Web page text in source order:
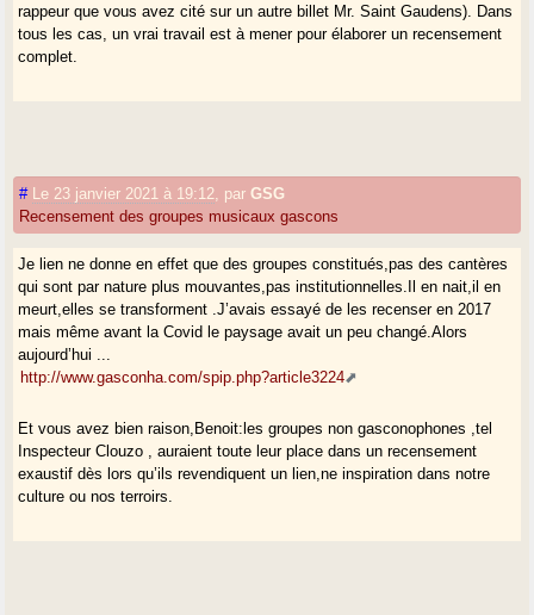
rappeur que vous avez cité sur un autre billet Mr. Saint Gaudens). Dans
tous les cas, un vrai travail est à mener pour élaborer un recensement
complet.
# Le 23 janvier 2021 à 19:12 parGSG
Recensement des groupes musicaux gascons
Je lien ne donne en effet que des groupes constitués,pas des cantères
qui sont par nature plus mouvantes,pas institutionnelles.Il en nait,il en
meurt,elles se transforment .J’avais essayé de les recenser en 2017
mais même avant la Covid le paysage avait un peu changé.Alors
aujourd’hui ...
http://www.gasconha.com/spip.php?article3224
Et vous avez bien raison,Benoit:les groupes non gasconophones ,tel
Inspecteur Clouzo , auraient toute leur place dans un recensement
exaustif dès lors qu’ils revendiquent un lien,ne inspiration dans notre
culture ou nos terroirs.